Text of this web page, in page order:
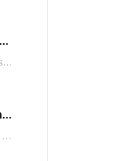
SERIE SOBRE LOS LÍDERES DE SECTA MÁS SINIESTROS DE LA HISTORIA
Desde Jim Jones hasta David Berg, la producción recorre en seis episodios cómo el carisma,…
Las estrellas del momento eligen Valentino
Una semana más, la belleza y la sofisticación de Valentino vuelven a tomar el escenario internacional. Desde…